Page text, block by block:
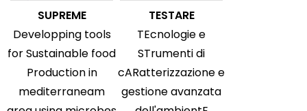
SUPREME
Developping tools
for Sustainable food
Production in
mediterraneam
TESTARE
TEcnologie e
STrumenti di
cARatterizzazione e
gestione avanzata